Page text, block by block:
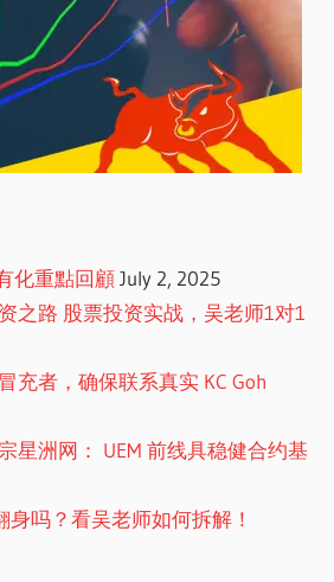
化重點回顧 July 2, 2025
之路 股票投资实战，吴老师1对1
充者，确保联系真实 KC Goh
星洲网： UEM 前线具稳健合约基
身吗？看吴老师如何拆解！